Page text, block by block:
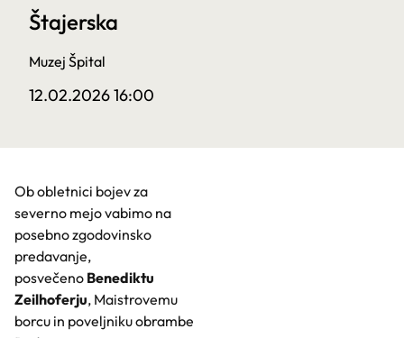
Štajerska
Muzej Špital
12.02.2026 16:00
Ob obletnici bojev za
severno mejo vabimo na
posebno zgodovinsko
predavanje,
posvečeno Benediktu
Zeilhoferju, Maistrovemu
borcu in poveljniku obrambe